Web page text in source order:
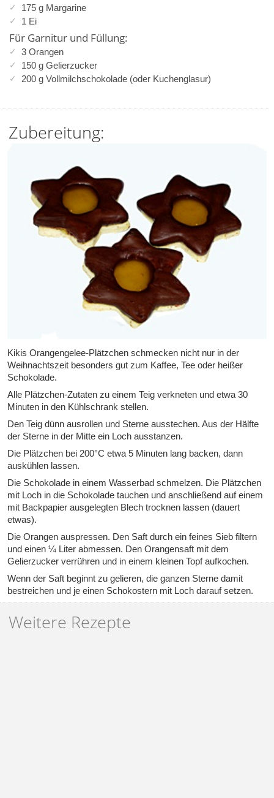
175 g Margarine
1 Ei
Für Garnitur und Füllung:
3 Orangen
150 g Gelierzucker
200 g Vollmilchschokolade (oder Kuchenglasur)
Zubereitung:
Kikis Orangengelee-Plätzchen schmecken nicht nur in der
Weihnachtszeit besonders gut zum Kaffee, Tee oder heißer
Schokolade.
Alle Plätzchen-Zutaten zu einem Teig verkneten und etwa 30
Minuten in den Kühlschrank stellen.
Den Teig dünn ausrollen und Sterne ausstechen. Aus der Hälfte
der Sterne in der Mitte ein Loch ausstanzen.
Die Plätzchen bei 200°C etwa 5 Minuten lang backen, dann
auskühlen lassen.
Die Schokolade in einem Wasserbad schmelzen. Die Plätzchen
mit Loch in die Schokolade tauchen und anschließend auf einem
mit Backpapier ausgelegten Blech trocknen lassen (dauert
etwas).
Die Orangen auspressen. Den Saft durch ein feines Sieb filtern
und einen ¼ Liter abmessen. Den Orangensaft mit dem
Gelierzucker verrühren und in einem kleinen Topf aufkochen.
Wenn der Saft beginnt zu gelieren, die ganzen Sterne damit
bestreichen und je einen Schokostern mit Loch darauf setzen.
Weitere Rezepte